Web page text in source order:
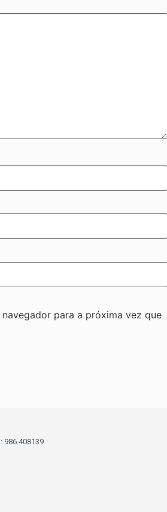
para a próxima vez que
986 408139